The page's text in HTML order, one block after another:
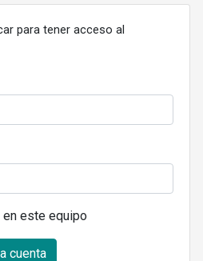
para tener acceso al
este equipo
cuenta